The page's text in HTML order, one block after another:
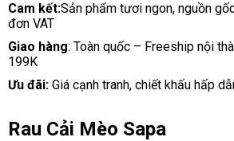
Cam kết:Sản phẩm tươi ngon, nguồn
đơn VAT
Giao hàng: Toàn quốc – Freeship nội
199K
Ưu đãi: Giá cạnh tranh, chiết khấu hấp
Rau Cải Mèo Sapa